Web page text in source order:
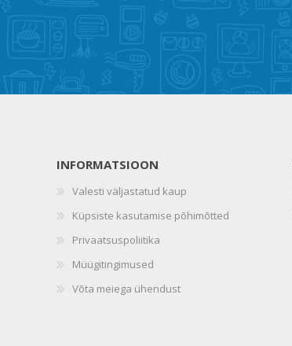
INFORMATSIOON
Valesti väljastatud kaup
Küpsiste kasutamise põhimõtted
Privaatsuspoliitika
Müügitingimused
Võta meiega ühendust